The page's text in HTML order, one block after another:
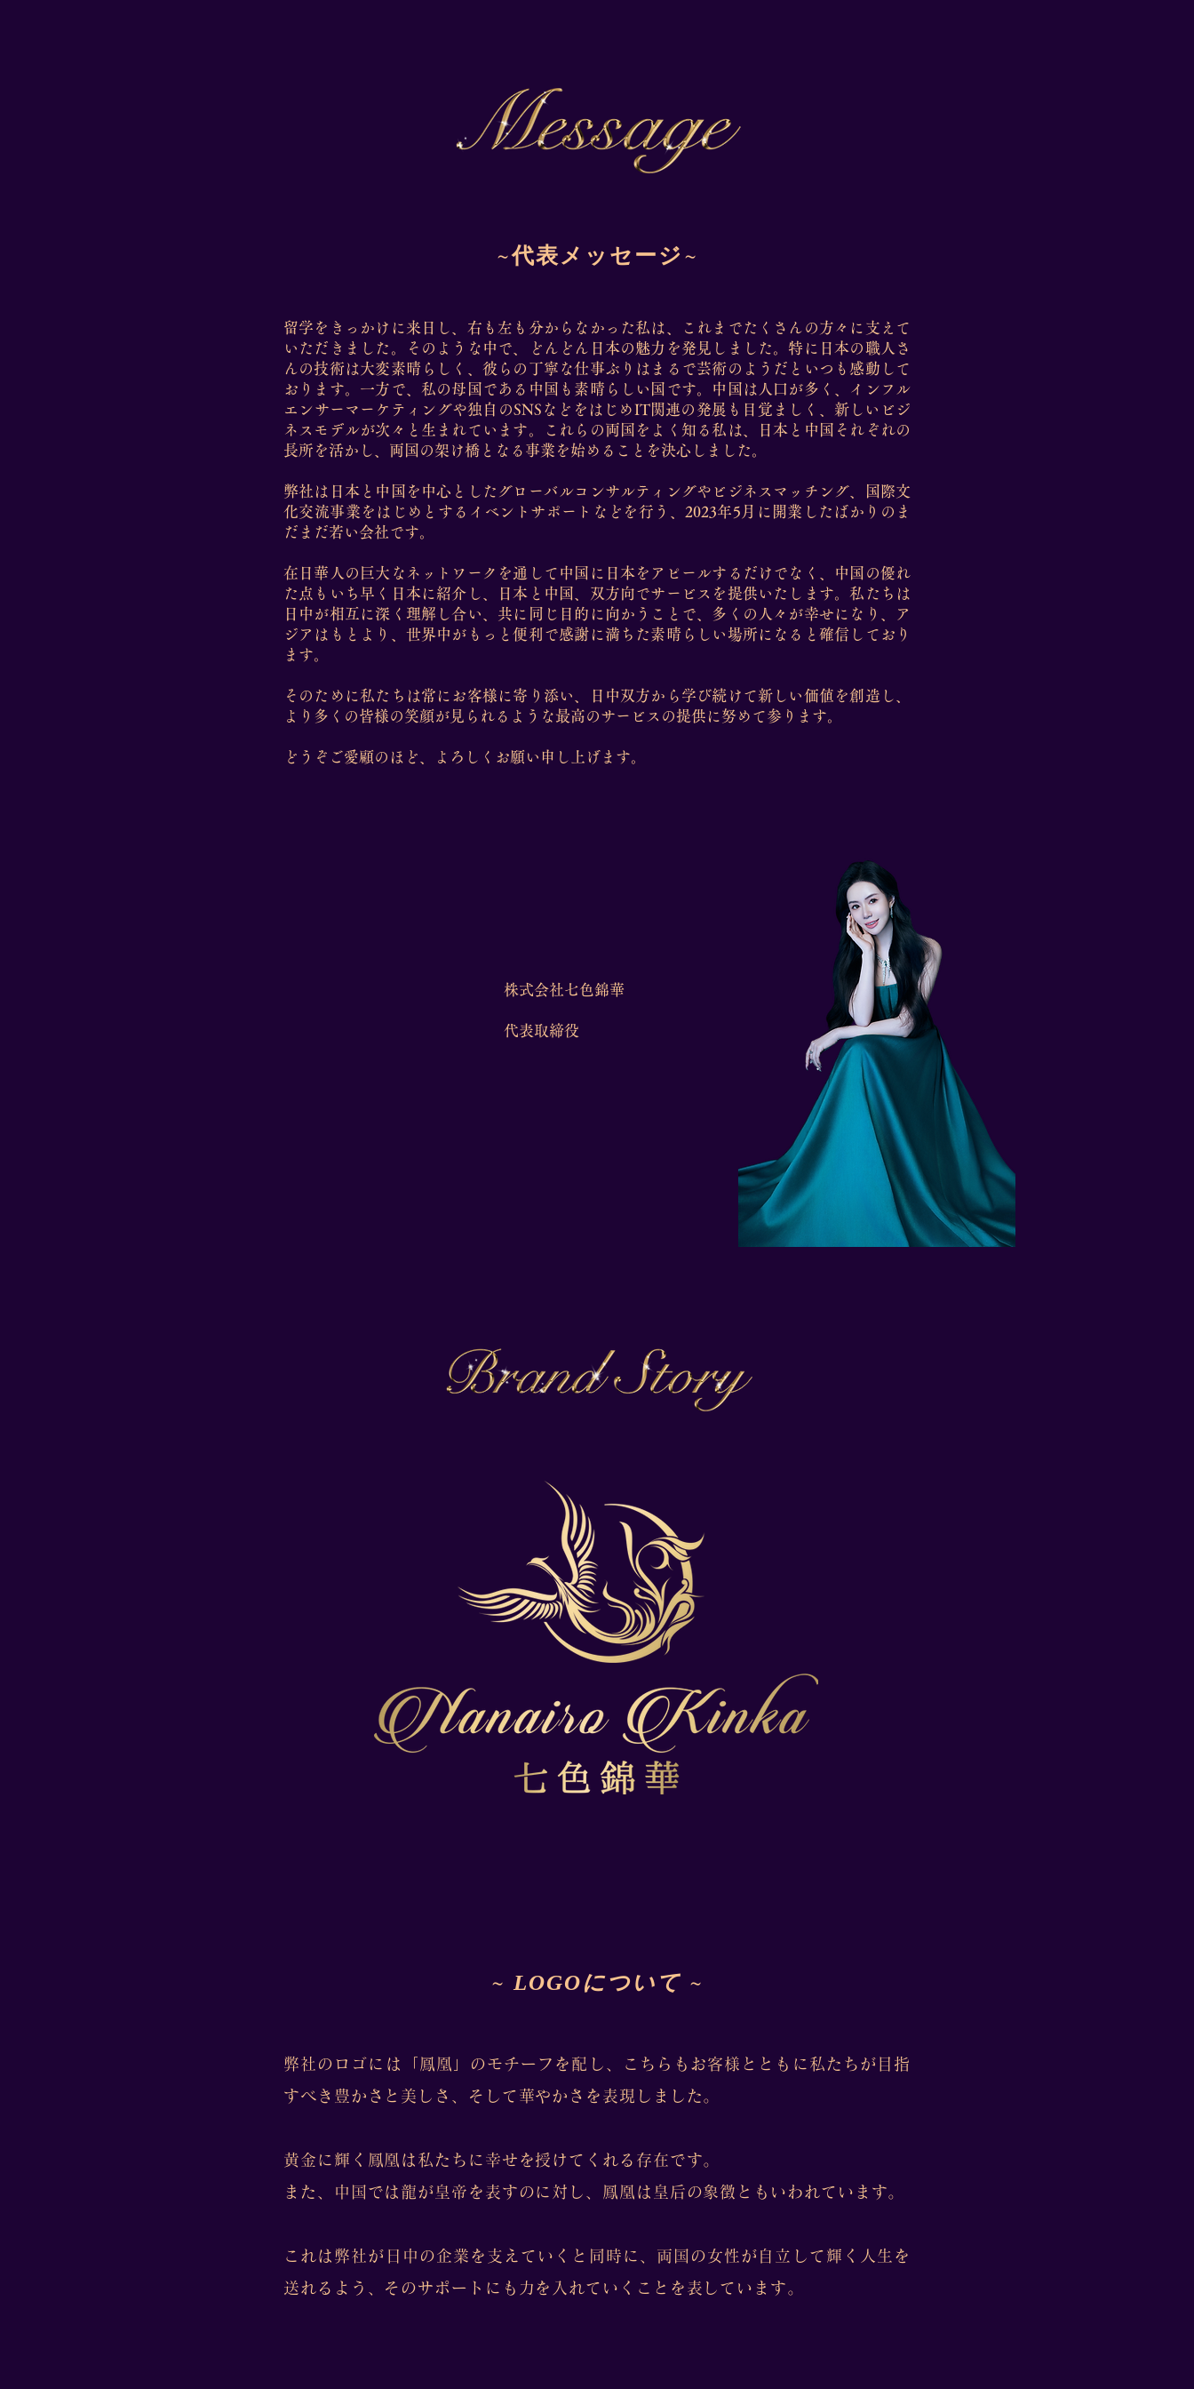
~代表メッセージ ~
留学をきっかけに来日し、右も左も分からなかった私は、これまでたくさんの方々に支えて
いただきました。そのような中で、どんどん日本の魅力を発見しました。特に日本の職人さ
んの技術は大変素晴らしく、彼らの丁寧な仕事ぶりはまるで芸術のようだといつも感動して
おります。一方で、私の母国である中国も素晴らしい国です。中国は人口が多く、インフル
エンサーマーケティングや独自のSNSなどをはじめIT関連の発展も目覚ましく、新しいビジ
ネスモデルが次々と生まれています。これらの両国をよく知る私は、日本と中国それぞれの
長所を活かし、両国の架け橋となる事業を始めることを決心しました。
弊社は日本と中国を中心としたグローバルコンサルティングやビジネスマッチング、国際文
化交流事業をはじめとするイベントサポートなどを行う、2023年5月に開業したばかりのま
だまだ若い会社です。
在日華人の巨大なネットワークを通して中国に日本をアピールするだけでなく、中国の優れ
た点もいち早く日本に紹介し、日本と中国、双方向でサービスを提供いたします。私たちは
日中が相互に深く理解し合い、共に同じ目的に向かうことで、多くの人々が幸せになり、ア
ジアはもとより、世界中がもっと便利で感謝に満ちた素晴らしい場所になると確信しており
ます。
そのために私たちは常にお客様に寄り添い、日中双方から学び続けて新しい価値を創造し、
より多くの皆様の笑顔が見られるような最高のサービスの提供に努めて参ります。
どうぞご愛顧のほど、よろしくお願い申し上げます。
株式会社七色錦華
代表取締役
~ LOGOについて ~
弊社のロゴには「鳳凰」のモチーフを配し、こちらもお客様とともに私たちが目指
すべき豊かさと美しさ、そして華やかさを表現しました。
黄金に輝く鳳凰は私たちに幸せを授けてくれる存在です。
また、中国では龍が皇帝を表すのに対し、鳳凰は皇后の象徴ともいわれています。
これは弊社が日中の企業を支えていくと同時に、両国の女性が自立して輝く人生を
送れるよう、そのサポートにも力を入れていくことを表しています。